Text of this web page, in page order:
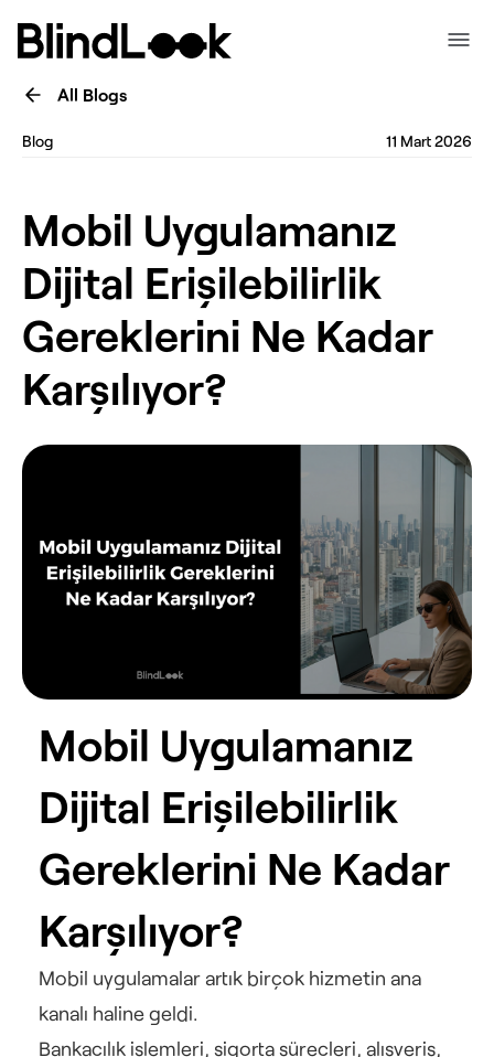
All Blogs
Blog 11 Mart 2026
Mobil Uygulamanız
Dijital Erişilebilirlik
Gereklerini Ne Kadar
Karşılıyor?
Mobil Uygulamanız
Dijital Erişilebilirlik
Gereklerini Ne Kadar
Karşılıyor?
Mobil uygulamalar artık birçok hizmetin ana
kanalı haline geldi.
Bankacılık işlemleri, sigorta süreçleri, alışveriş,